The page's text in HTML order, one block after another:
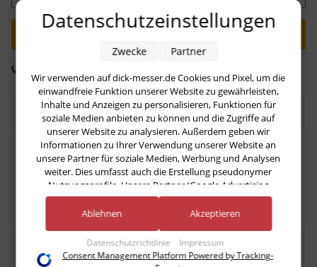
Loading...
Beschreibung
HACCP Schneidbrett von Dick für Fleisch
Bewertungen
Datenschutzeinstellungen
Wir verwenden auf dick-messer.de Cookies und Pixel, um die
einwandfreie Funktion unserer Website zu gewährleisten,
Inhalte und Anzeigen zu personalisieren, Funktionen für
soziale Medien anbieten zu können und die Zugriffe auf
unserer Website zu analysieren. Außerdem geben wir
Informationen zu Ihrer Verwendung unserer Website an
unsere Partner für soziale Medien, Werbung und Analysen
weiter. Dies umfasst auch die Erstellung pseudonymer
Nutzungsprofile. Unsere Partner (Google Advertising
Products) führen diese Informationen möglicherweise mit
weiteren Daten zusammen, die Sie ihnen bereitgestellt haben
im Rahmen Ihrer Nutzung der Dienste gesammelt haben
(bspw. Nutzungsdaten anderer Geräte). Ihre Einwilligung zur
Datenschutzrichtlinie Impressum
Zwecke Partner
Ablehnen Akzeptieren
Consent Management Platform Powered by Tracking-